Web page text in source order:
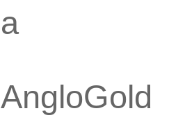
a
AngloGold